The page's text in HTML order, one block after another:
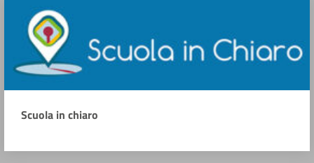
Scuola in chiaro